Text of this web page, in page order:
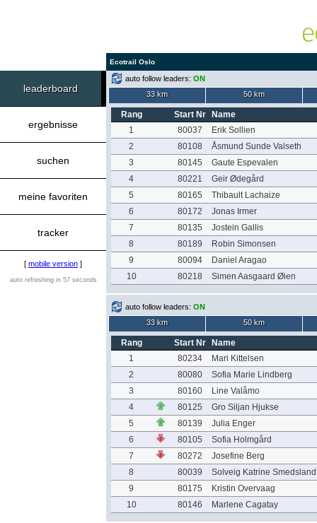
Ecotrail Oslo
leaderboard
ergebnisse
suchen
meine favoriten
tracker
[ mobile version ]
auto refreshing in 57 seconds
auto follow leaders: ON
33 km
50 km
Rang Start Nr
Name
1
80037
Erik Sollien
2
80108
Åsmund Sunde Valseth
3
80145
Gaute Espevalen
4
80221
Geir Ødegård
5
80165
Thibault Lachaize
6
80172
Jonas Irmer
7
80135
Jostein Gallis
8
80189
Robin Simonsen
9
80094
Daniel Aragao
10
80218 Simen Aasgaard Øien
auto follow leaders: ON
33 km
50 km
Rang Start Nr
Name
1
80234
Mari Kittelsen
2
80080
Sofia Marie Lindberg
3
80160
Line Valåmo
4
80125
Gro Siljan Hjukse
5
80139
Julia Enger
6
80105
Sofia Holmgård
7
80272
Josefine Berg
8
80039
Solveig Katrine Smedsland
9
80175
Kristin Overvaag
10
80146 Marlene Cagatay